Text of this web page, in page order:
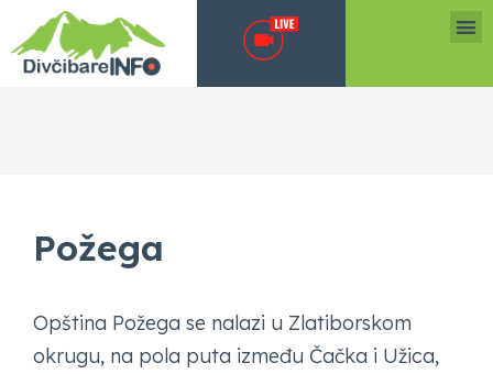
Požega
Opština Požega se nalazi u Zlatiborskom
okrugu, na pola puta između Čačka i Užica,